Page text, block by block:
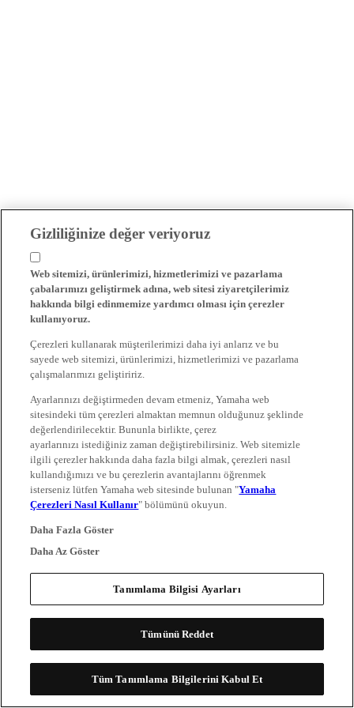
Gizliliğinize değer veriyoruz
Web sitemizi, ürünlerimizi, hizmetlerimizi ve pazarlama
çabalarımızı geliştirmek adına, web sitesi ziyaretçilerimiz
hakkında bilgi edinmemize yardımcı olması için çerezler
kullanıyoruz.
Çerezleri kullanarak müşterilerimizi daha iyi anlarız ve bu
sayede web sitemizi, ürünlerimizi, hizmetlerimizi ve pazarlama
çalışmalarımızı geliştiririz.
Ayarlarınızı değiştirmeden devam etmeniz, Yamaha web
sitesindeki tüm çerezleri almaktan memnun olduğunuz şeklinde
değerlendirilecektir. Bununla birlikte, çerez
ayarlarınızı istediğiniz zaman değiştirebilirsiniz. Web sitemizle
ilgili çerezler hakkında daha fazla bilgi almak, çerezleri nasıl
kullandığımızı ve bu çerezlerin avantajlarını öğrenmek
isterseniz lütfen Yamaha web sitesinde bulunan "Yamaha
Çerezleri Nasıl Kullanır" bölümünü okuyun.
Daha Fazla Göster
Daha Az Göster
Tanımlama Bilgisi Ayarları
Tümünü Reddet
Tüm Tanımlama Bilgilerini Kabul Et